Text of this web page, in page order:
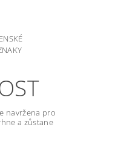
navržena pro
a zůstane